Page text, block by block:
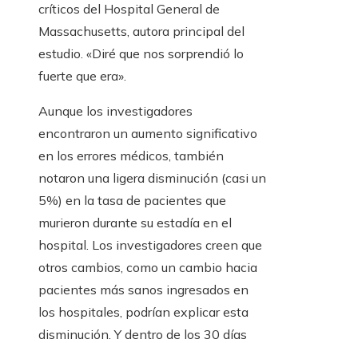
críticos del Hospital General de
Massachusetts, autora principal del
estudio. «Diré que nos sorprendió lo
fuerte que era».
Aunque los investigadores
encontraron un aumento significativo
en los errores médicos, también
notaron una ligera disminución (casi un
5%) en la tasa de pacientes que
murieron durante su estadía en el
hospital. Los investigadores creen que
otros cambios, como un cambio hacia
pacientes más sanos ingresados ​​en
los hospitales, podrían explicar esta
disminución. Y dentro de los 30 días